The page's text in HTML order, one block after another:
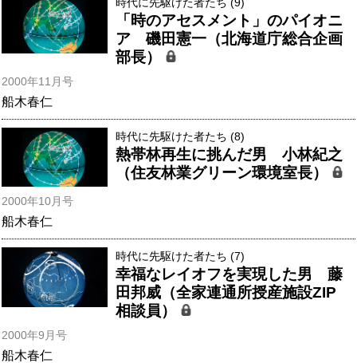
「時のアセスメント」のパイオニ
ア 磯田憲一（北海道庁総合企画
部長）
2000年11月号
船木春仁
時代に先駆けた者たち (8)
熱帯林再生に挑んだ男 小林紀之
（住友林業グリーン環境室長）
2000年10月号
船木春仁
時代に先駆けた者たち (7)
幸福なレイオフを実現した男 藤
田邦威（全家連通所授産施設ZIP
相談員）
2000年9月号
船木春仁